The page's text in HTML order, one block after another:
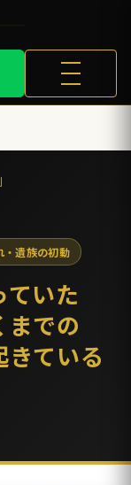
・遺族の初動
いた
での
きている